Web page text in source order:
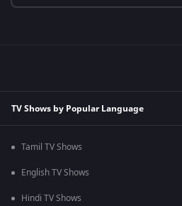
TV Shows by Popular Language
Tamil TV Shows
English TV Shows
Hindi TV Shows